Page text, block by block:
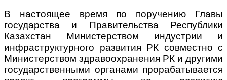
В настоящее время по поручению Главы
государства и Правительства Республики
Казахстан Министерством индустрии и
инфраструктурного развития РК совместно с
Министерством здравоохранения РК и другими
государственными органами прорабатывается